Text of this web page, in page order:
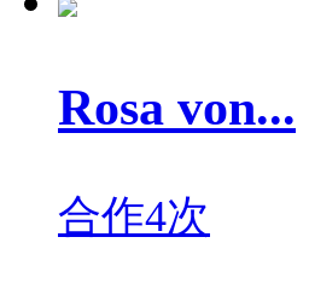
Rosa von...
合作4次